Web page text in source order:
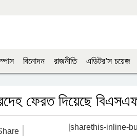
বিনোদন রাজনীতি এডিটর’স চয়েজ
ফেরত দিয়েছে
[sharethis-inline-